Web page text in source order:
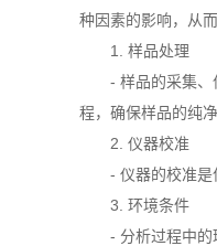
种因素的影响，从
1. 样品处理
- 样品的采集、保
程，确保样品的纯
2. 仪器校准
- 仪器的校准是保
3. 环境条件
- 分析过程中的环